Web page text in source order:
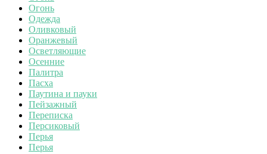
Огонь
Одежда
Оливковый
Оранжевый
Осветляющие
Осенние
Палитра
Пасха
Паутина и пауки
Пейзажный
Переписка
Персиковый
Перья
Перья